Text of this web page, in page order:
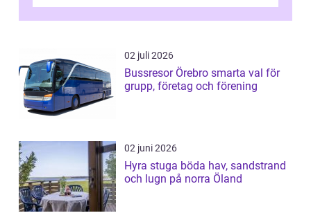
02 juli 2026
Bussresor Örebro smarta val för
grupp, företag och förening
02 juni 2026
Hyra stuga böda hav, sandstrand
och lugn på norra Öland